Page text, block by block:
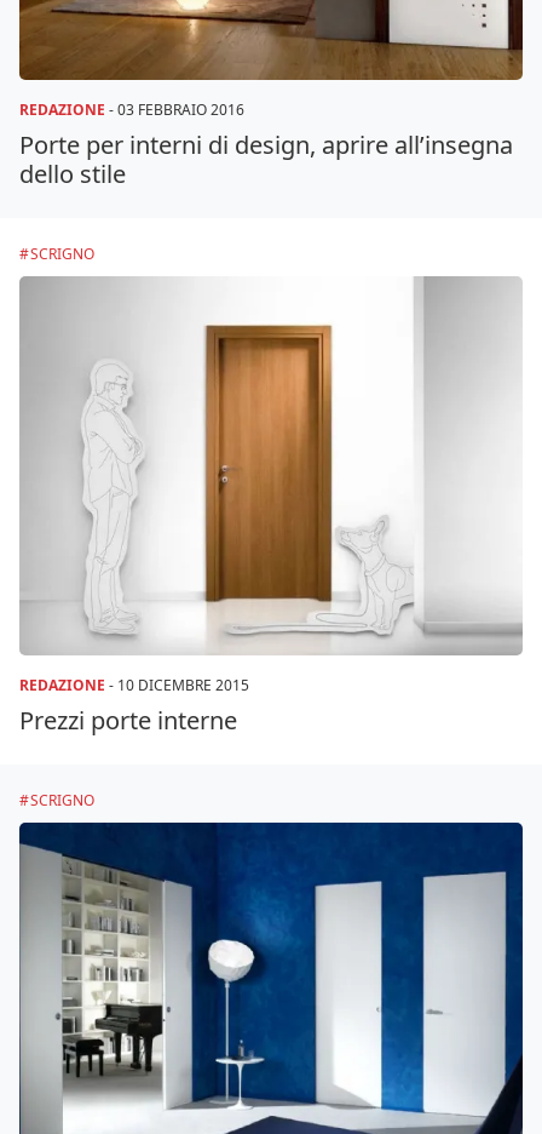
REDAZIONE -03 FEBBRAIO 2016
Porte per interni di design, aprire all’insegna
dello stile
SCRIGNO
REDAZIONE - 10 DICEMBRE 2015
Prezzi porte interne
SCRIGNO